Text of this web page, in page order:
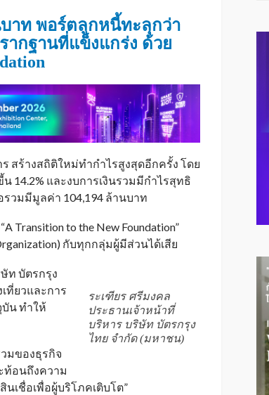
บาท พอร์ตลูกหนี้ทะลุกว่า
กฐานที่แข็งแกร่ง ด้วย
สร้างสถิติใหม่ทำกำไรสูงสุดอีกครั้ง โดย
14.2% และงบการเงินรวมมีกำไรสุทธิ
วมมีมูลค่า 104,194 ล้านบาท
to the New Foundation”
กับทุกกลุ่มผู้มีส่วนได้เสีย
ระเฑียร ศรีมงคล
ประธานเจ้าหน้าที่
บริหาร บริษัท บัตรกรุง
ไทย จำกัด (มหาชน)
ท บัตรกรุง
ที่ยวและการ
น ทำให้
มของธุรกิจ
ท้อนถึงความ
เชื่อเพื่อผู้บริโภคเติบโต”